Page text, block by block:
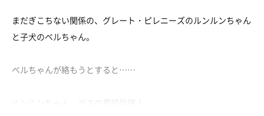
まだぎこちない関係の、グレート・ピレニーズのルンルンちゃん
と子犬のベルちゃん。
ベルちゃんが絡もうとすると……